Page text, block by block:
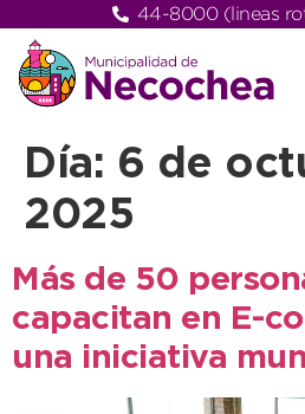
44-8000 (lineas
Día: 6 de
2025
Más de 50
capacitan en E-
una iniciativa